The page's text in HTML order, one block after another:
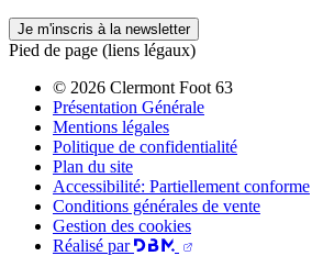
Je m'inscris à la newsletter
Pied de page (liens légaux)
© 2026 Clermont Foot 63
Présentation Générale
Mentions légales
Politique de confidentialité
Plan du site
Accessibilité: Partiellement conforme
Conditions générales de vente
Gestion des cookies
Réalisé par